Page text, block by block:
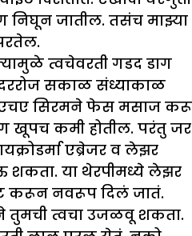
निघून जातील. तसंच माझ्
त्वचेवरती गडद डाग
दररोज सकाळ संध्याकाळ
सिरमने फेस मसाज करू
खूपच कमी होतील. परंतु जर
एब्रेजर व लेझर
शकता. या थेरपीमध्ये लेझर
करून नवरूप दिलं जातं.
तुमची त्वचा उजळवू शकता.